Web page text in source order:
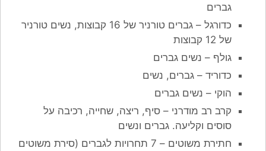
גברים
כדורגל – גברים טורניר של 16 קבוצות, נשים טורניר
של 12 קבוצות
גולף – נשים גברים
כדוריד – גברים, נשים
הוקי – נשים גברים
קרב רב מודרני – סיף, ריצה, שחייה, רכיבה על
סוסים וקליעה. גברים ונשים
חתירת משוטים – 7 תחרויות לגברים (סירת משוטים